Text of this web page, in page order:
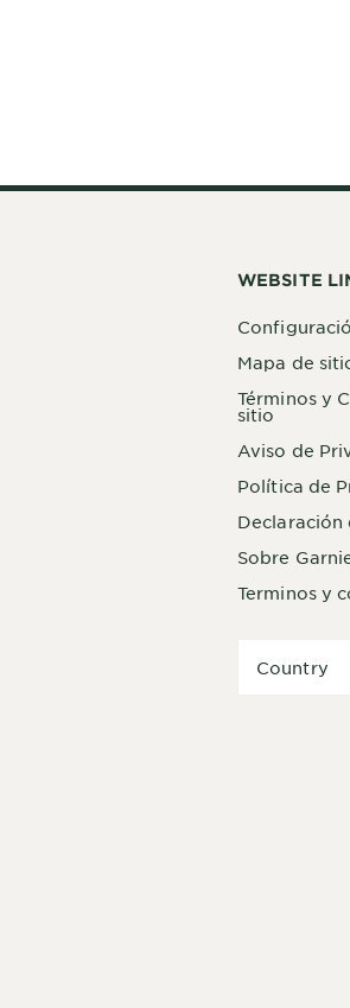
WEBSITE
Mapa de
Términos y
sitio
Aviso de
Política de
Declaración
Sobre
Terminos y
Country